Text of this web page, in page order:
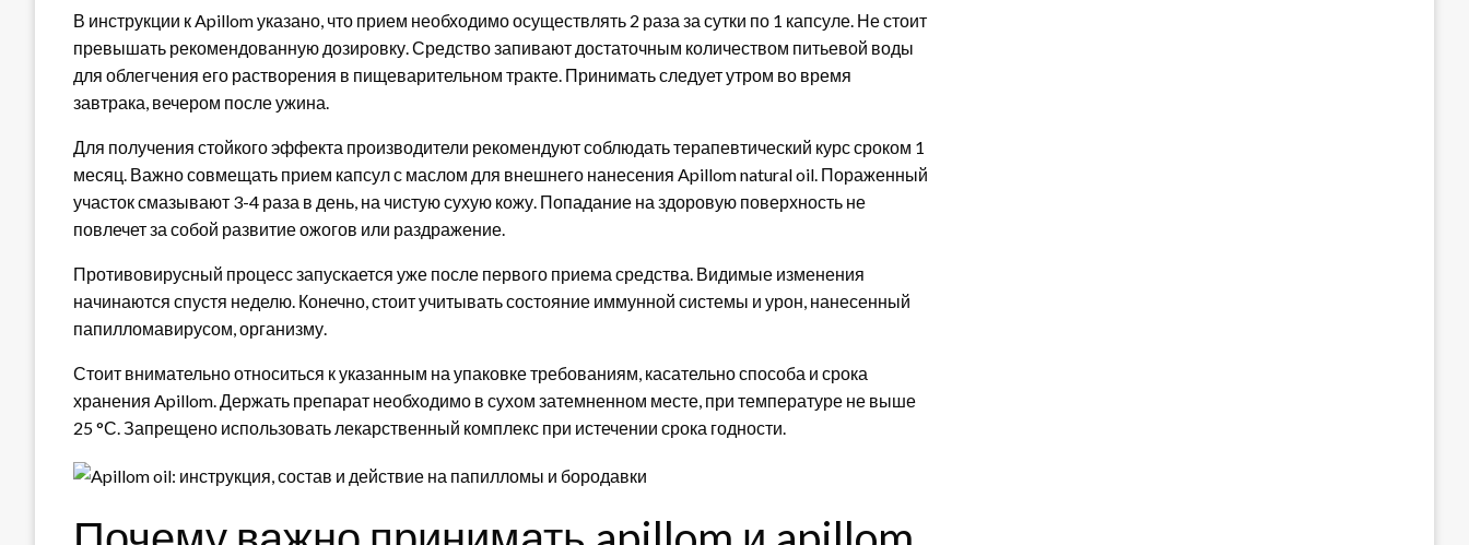
В инструкции к Apillom указано, что прием необходимо осуществлять 2 раза за сутки по 1 капсуле. Не стоит
превышать рекомендованную дозировку. Средство запивают достаточным количеством питьевой воды
для облегчения его растворения в пищеварительном тракте. Принимать следует утром во время
завтрака, вечером после ужина.
Для получения стойкого эффекта производители рекомендуют соблюдать терапевтический курс сроком 1
месяц. Важно совмещать прием капсул с маслом для внешнего нанесения Apillom natural oil. Пораженный
участок смазывают 3-4 раза в день, на чистую сухую кожу. Попадание на здоровую поверхность не
повлечет за собой развитие ожогов или раздражение.
Противовирусный процесс запускается уже после первого приема средства. Видимые изменения
начинаются спустя неделю. Конечно, стоит учитывать состояние иммунной системы и урон, нанесенный
папилломавирусом, организму.
Стоит внимательно относиться к указанным на упаковке требованиям, касательно способа и срока
хранения Apillom. Держать препарат необходимо в сухом затемненном месте, при температуре не выше
25 °С. Запрещено использовать лекарственный комплекс при истечении срока годности.